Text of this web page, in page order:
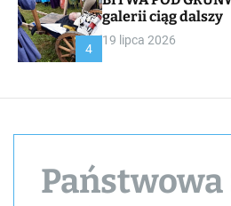
4
galerii ciąg dalszy
19 lipca 2026
Państwowa